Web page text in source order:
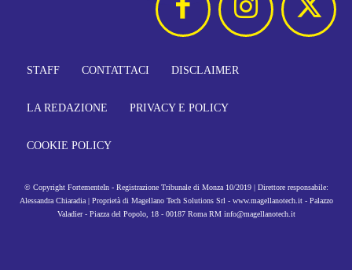
STAFF CONTATTACI DISCLAIMER
LA REDAZIONE PRIVACY E POLICY
COOKIE POLICY
© Copyright FortementeIn - Registrazione Tribunale di Monza 10/2019 | Direttore responsabile:
Alessandra Chiaradia | Proprietà di Magellano Tech Solutions Srl - www.magellanotech.it - Palazzo
Valadier - Piazza del Popolo, 18 - 00187 Roma RM info@magellanotech.it